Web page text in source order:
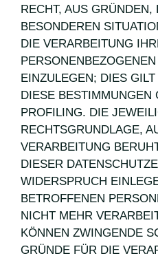
RECHT, AUS
BESONDEREN
DIE VERARBEITUNG
EINZULEGEN; DIES
DIESE BESTIMMUNGEN
PROFILING. DIE
RECHTSGRUNDLAGE,
VERARBEITUNG
DIESER
WIDERSPRUCH
BETROFFENEN
NICHT MEHR
KÖNNEN ZWINGENDE
GRÜNDE FÜR DIE